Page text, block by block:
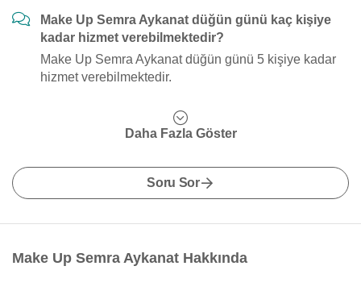
Make Up Semra Aykanat düğün günü kaç kişiye
kadar hizmet verebilmektedir?
Make Up Semra Aykanat düğün günü 5 kişiye kadar
hizmet verebilmektedir.
Daha Fazla Göster
Soru Sor
Make Up Semra Aykanat Hakkında